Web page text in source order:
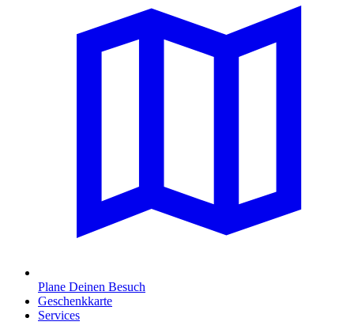
Plane Deinen Besuch
Geschenkkarte
Services